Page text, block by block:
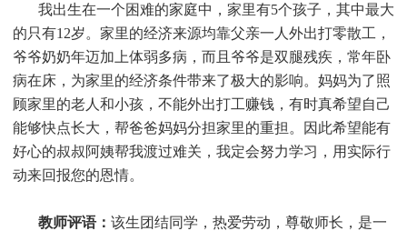
我出生在一个困难的家庭中，家里有5个孩子，其中最大
的只有12岁。家里的经济来源均靠父亲一人外出打零散工，
爷爷奶奶年迈加上体弱多病，而且爷爷是双腿残疾，常年卧
病在床，为家里的经济条件带来了极大的影响。妈妈为了照
顾家里的老人和小孩，不能外出打工赚钱，有时真希望自己
能够快点长大，帮爸爸妈妈分担家里的重担。因此希望能有
好心的叔叔阿姨帮我渡过难关，我定会努力学习，用实际行
动来回报您的恩情。
教师评语： 该生团结同学，热爱劳动，尊敬师长，是一